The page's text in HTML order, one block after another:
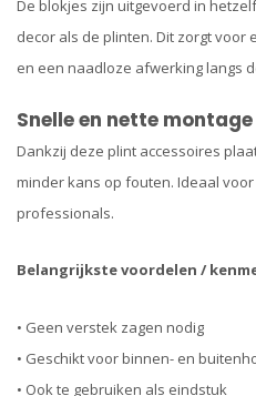
De blokjes zijn uitgevoerd in
decor als de plinten. Dit zorgt
en een naadloze afwerking langs
Snelle en nette montage
Dankzij deze plint accessoires
minder kans op fouten. Ideaal
professionals.
Belangrijkste voordelen /
• Geen verstek zagen nodig
• Geschikt voor binnen- en
• Ook te gebruiken als eindstuk